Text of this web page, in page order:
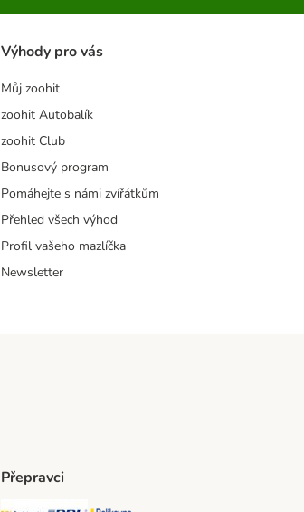
Výhody pro vás
Můj zoohit
zoohit Autobalík
zoohit Club
Bonusový program
Pomáhejte s námi zvířátkům
Přehled všech výhod
Profil vašeho mazlíčka
Newsletter
Přepravci
Česká pošta Shipping Method
PPL Shipping Method
Balíkovna Shipping Method